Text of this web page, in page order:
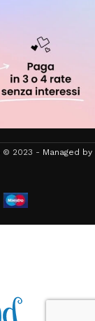
© 2023 - Managed by